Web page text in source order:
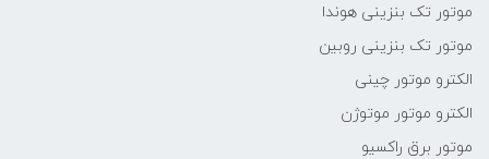
موتور تک بنزینی هوندا
موتور تک بنزینی روبین
الکترو موتور چینی
الکترو موتور موتوژن
موتور برق راکسیو